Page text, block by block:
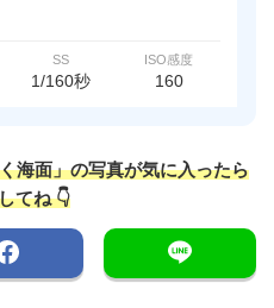
SS
1/160秒
ISO感度
160
海面」の写真が気に入ったら
てね 👇